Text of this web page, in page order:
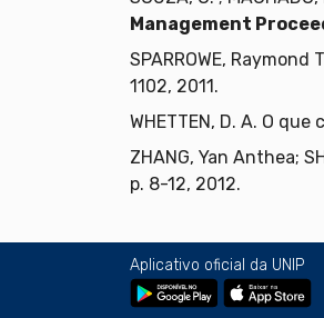
Management
SPARROWE,
1102, 2011.
WHETTEN, D. A. O
ZHANG, Yan Anthea;
p. 8-12, 2012.
Aplicativo oficial da UNIP